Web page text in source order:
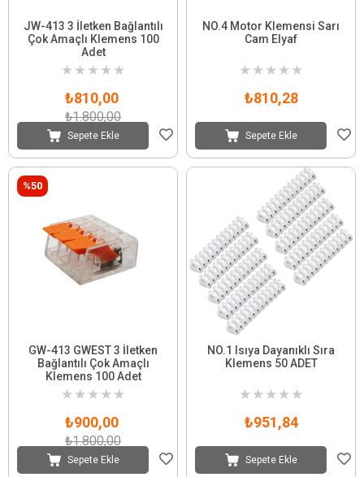
JW-413 3 İletken Bağlantılı
Çok Amaçlı Klemens 100
Adet
★ ★ ★ ★ ★
₺810,00
₺1.800,00
Sepete Ekle
NO.4 Motor Klemensi Sarı
Cam Elyaf
★ ★ ★ ★ ★
₺810,28
Sepete Ekle
GW-413 GWEST 3 İletken
Bağlantılı Çok Amaçlı
Klemens 100 Adet
★ ★ ★ ★ ★
₺900,00
₺1.800,00
Sepete Ekle
%50
NO.1 Isıya Dayanıklı Sıra
Klemens 50 ADET
★ ★ ★ ★ ★
₺951,84
Sepete Ekle